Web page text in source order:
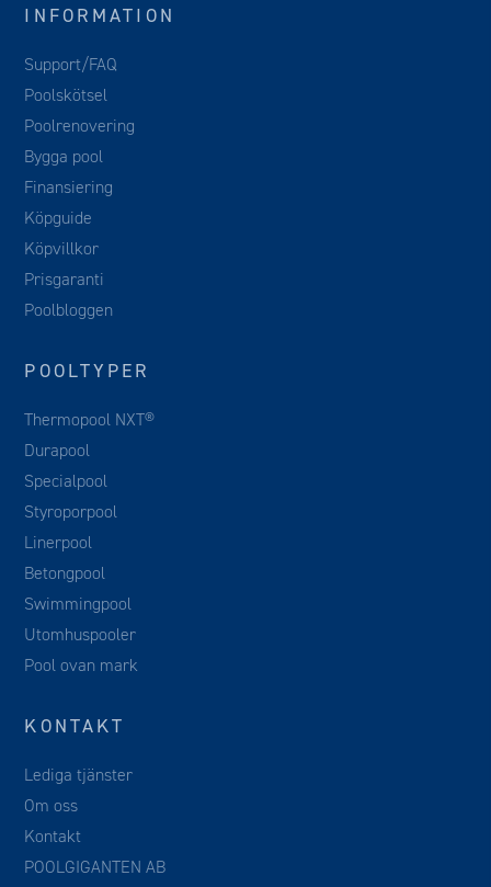
INFORMATION
Support/FAQ
Poolskötsel
Poolrenovering
Bygga pool
Finansiering
Köpguide
Köpvillkor
Prisgaranti
Poolbloggen
POOLTYPER
Thermopool NXT®
Durapool
Specialpool
Styroporpool
Linerpool
Betongpool
Swimmingpool
Utomhuspooler
Pool ovan mark
KONTAKT
Lediga tjänster
Om oss
Kontakt
POOLGIGANTEN AB